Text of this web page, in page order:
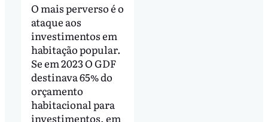
O mais perverso é o
ataque aos
investimentos em
habitação popular.
Se em 2023 O GDF
destinava 65% do
orçamento
habitacional para
investimentos, em